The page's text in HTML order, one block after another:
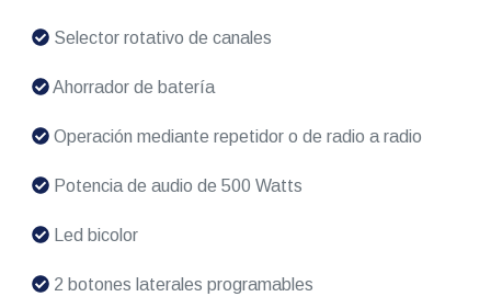
Selector rotativo de canales
Ahorrador de batería
Operación mediante repetidor o de radio a radio
Potencia de audio de 500 Watts
Led bicolor
2 botones laterales programables